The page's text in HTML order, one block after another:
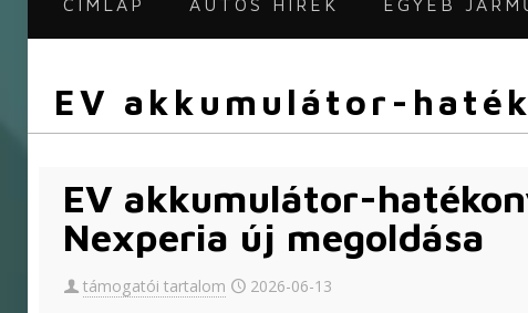
CÍMLAP AUTÓS HÍREK EGYÉB
EV akkumulátor-
EV akkumulátor-
Nexperia új megoldása
támogatói tartalom 2026-06-13